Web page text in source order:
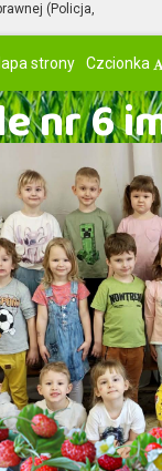
(Policja,
strony Czcionka
nr 6